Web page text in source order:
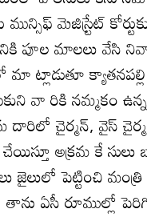
మెజిస్ర్టేట్‌
పూల మాలలు వేసి
ట్లాడుతూ
వా రికి నమ్మకం
దారిలో చైర్మన్‌, వైస్‌
అక్రమ కే సులు
జైలులో పెట్టించి
తాను ఏసీ రూముల్లో